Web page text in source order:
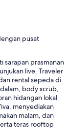
pusat
sarapan prasmanan
live. Traveler
rental sepeda di
body scrub,
hidangan lokal
menyediakan
malam, dan
teras rooftop